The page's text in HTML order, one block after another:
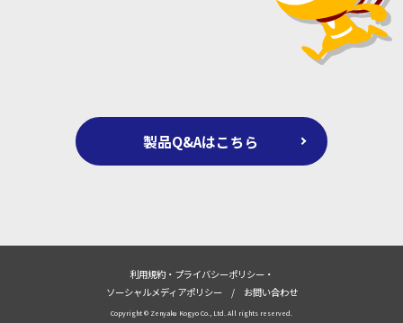
製品Q&Aはこちら
利用規約・プライバシーポリシー・
ソーシャルメディアポリシー/ お問い合わせ
Copyright © Zenyaku Kogyo Co., Ltd. All rights reserved.